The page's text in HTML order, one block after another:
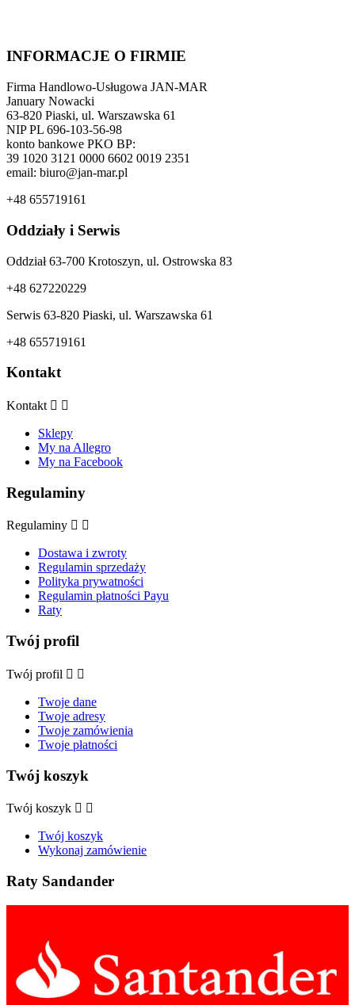
INFORMACJE O FIRMIE
Firma Handlowo-Usługowa JAN-MAR
January Nowacki
63-820 Piaski, ul. Warszawska 61
NIP PL 696-103-56-98
konto bankowe PKO BP:
39 1020 3121 0000 6602 0019 2351
email: biuro@jan-mar.pl
+48 655719161
Oddziały i Serwis
Oddział 63-700 Krotoszyn, ul. Ostrowska 83
+48 627220229
Serwis 63-820 Piaski, ul. Warszawska 61
+48 655719161
Kontakt
Kontakt  
Sklepy
My na Allegro
My na Facebook
Regulaminy
Regulaminy  
Dostawa i zwroty
Regulamin sprzedaży
Polityka prywatności
Regulamin płatności Payu
Raty
Twój profil
Twój profil  
Twoje dane
Twoje adresy
Twoje zamówienia
Twoje płatności
Twój koszyk
Twój koszyk  
Twój koszyk
Wykonaj zamówienie
Raty Sandander